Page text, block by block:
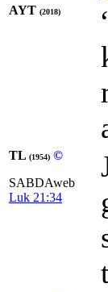
AYT (2018)
TL (1954) ©
SABDAweb
Luk 21:34